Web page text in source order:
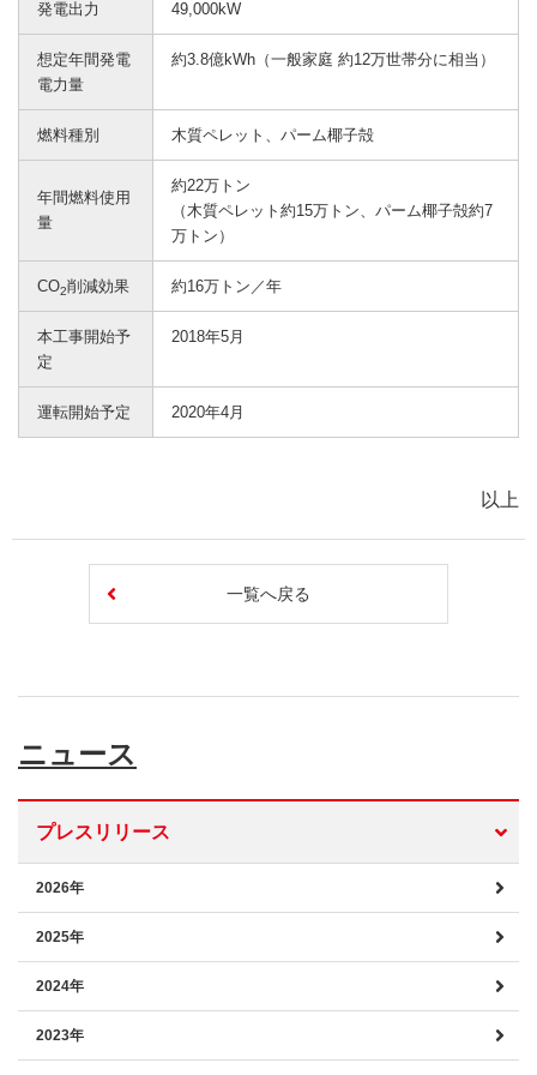
発電出力 49,000kW
想定年間発電
電力量
約3.8億kWh（一般家庭 約12万世帯分に相当）
燃料種別 木質ペレット、パーム椰子殻
年間燃料使用
量
約22万トン
（木質ペレット約15万トン、パーム椰子殻約7
万トン）
CO2削減効果 約16万トン／年
本工事開始予
定
2018年5月
運転開始予定 2020年4月
以上
一覧へ戻る
ニュース
プレスリリース
2026年
2025年
2024年
2023年